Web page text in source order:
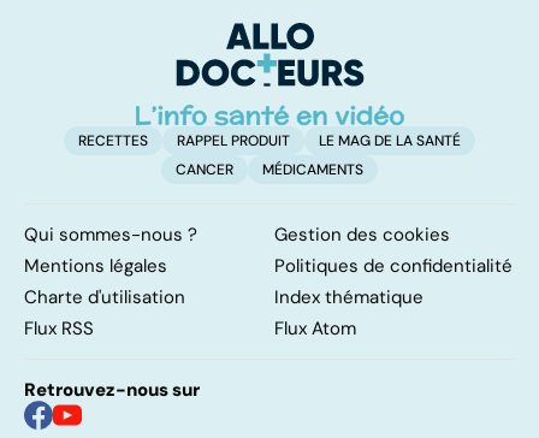
traitements
RECETTES RAPPEL PRODUIT
LE MAG DE LA SANTÉ
CANCER
MÉDICAMENTS
Qui sommes-nous ?
Gestion des cookies
Mentions légales
Politiques de confidentialité
Charte d'utilisation
Index thématique
Flux RSS
Flux Atom
Retrouvez-nous sur